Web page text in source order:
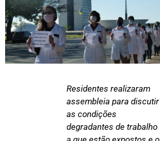
Residentes realizaram
assembleia para discutir
as condições
degradantes de trabalho